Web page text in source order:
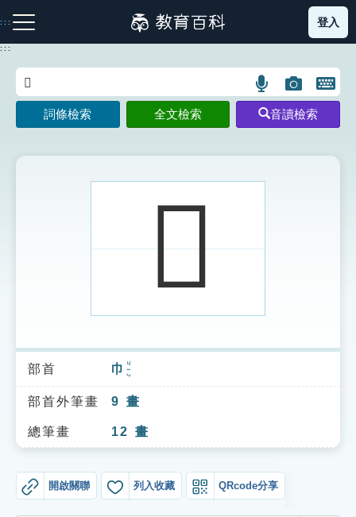
到
主
:::
注音索引圖示 筆畫索引圖示 部首索引表圖示
索引選單
知識索引
單字索引
遊戲專區
登入
:::
語
言
搜
示
圖
片
搜
開
鍵
圖
詞條檢索 全文檢索 音讀檢索
𢃭
部首 巾 ㄐㄧㄣ
部首外筆畫 9 畫
總筆畫 12 畫
開啟關聯 列入收藏 QRcode分享